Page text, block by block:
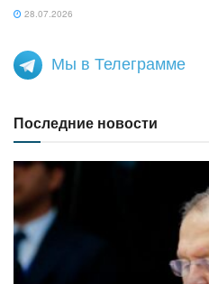
28.07.2026
Мы в Телеграмме
Последние новости